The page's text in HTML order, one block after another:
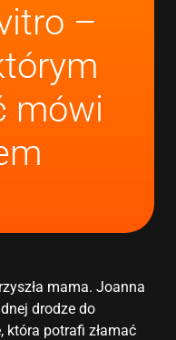
–
mówi
mama. Joanna
drodze do
która potrafi złamać